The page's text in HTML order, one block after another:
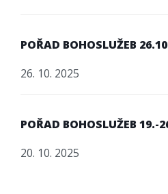
POŘAD BOHOSLUŽEB
26. 10. 2025
POŘAD BOHOSLUŽEB 19.-
20. 10. 2025